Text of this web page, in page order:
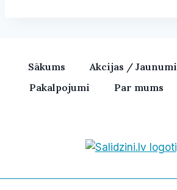
Sākums Akcijas / Jaunumi
Pakalpojumi
Par mums